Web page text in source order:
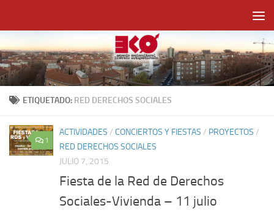
ETIQUETADO: RED DERECHOS SOCIALES
1
ACTIVIDADES / CONCIERTOS Y FIESTAS / PROYECTOS /
RED DERECHOS SOCIALES
JULIO 7, 2015
Fiesta de la Red de Derechos
Sociales-Vivienda – 11 julio